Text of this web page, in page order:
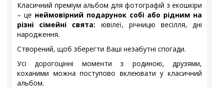
Класичний преміум альбом для фотографій з екошкіри
– це неймовірний подарунок собі або рідним на
різні сімейні свята: ювілеї, річницю весілля, дні
народження.
Створений, щоб зберегти Ваші незабутні спогади.
Усі дорогоцінні моменти з родиною, друзями,
коханими можна поступово вклеювати у класичний
альбом.